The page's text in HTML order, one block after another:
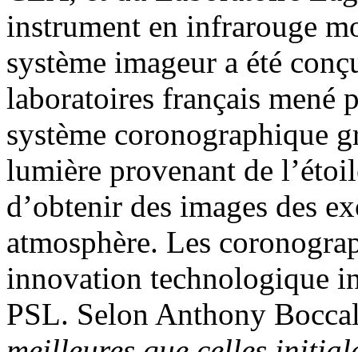
instrument en infrarouge
système imageur a été
laboratoires français
système coronographique
lumière provenant de
d’obtenir des images des
atmosphère. Les
innovation technologique
PSL. Selon Anthony